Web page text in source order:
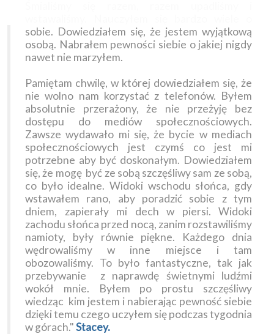
sobie. Dowiedziałem się, że jestem wyjątkową
osobą. Nabrałem pewności siebie o jakiej nigdy
nawet nie marzyłem.
Pamiętam chwilę, w której dowiedziałem się, że
nie wolno nam korzystać z telefonów. Byłem
absolutnie przerażony, że nie przeżyję bez
dostępu do mediów społecznościowych.
Zawsze wydawało mi się, że bycie w mediach
społecznościowych jest czymś co jest mi
potrzebne aby być doskonałym. Dowiedziałem
się, że mogę być ze sobą szczęśliwy sam ze sobą,
co było idealne. Widoki wschodu słońca, gdy
wstawałem rano, aby poradzić sobie z tym
dniem, zapierały mi dech w piersi. Widoki
zachodu słońca przed nocą, zanim rozstawiliśmy
namioty, były równie piękne. Każdego dnia
wędrowaliśmy w inne miejsce i tam
obozowaliśmy. To było fantastyczne, tak jak
przebywanie z naprawdę świetnymi ludźmi
wokół mnie. Byłem po prostu szczęśliwy
wiedząc kim jestem i nabierając pewność siebie
dzięki temu czego uczyłem się podczas tygodnia
w górach."Stacey.